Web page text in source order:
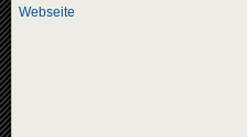
Webseite